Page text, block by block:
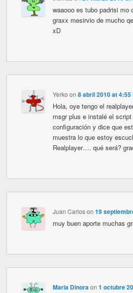
waaooo es tubo padrisi mo
graxx mesirvio de mucho
xD
Yerko on 8 abril 2010 at 4:55
Hola, oye tengo el
msgr plus e instalé el
configuración y dice que
muestra lo que estoy
Realplayer…. qué será?
Juan Carloson 19
muy buen aporte muchas
Maria Dinora on 1 octubre